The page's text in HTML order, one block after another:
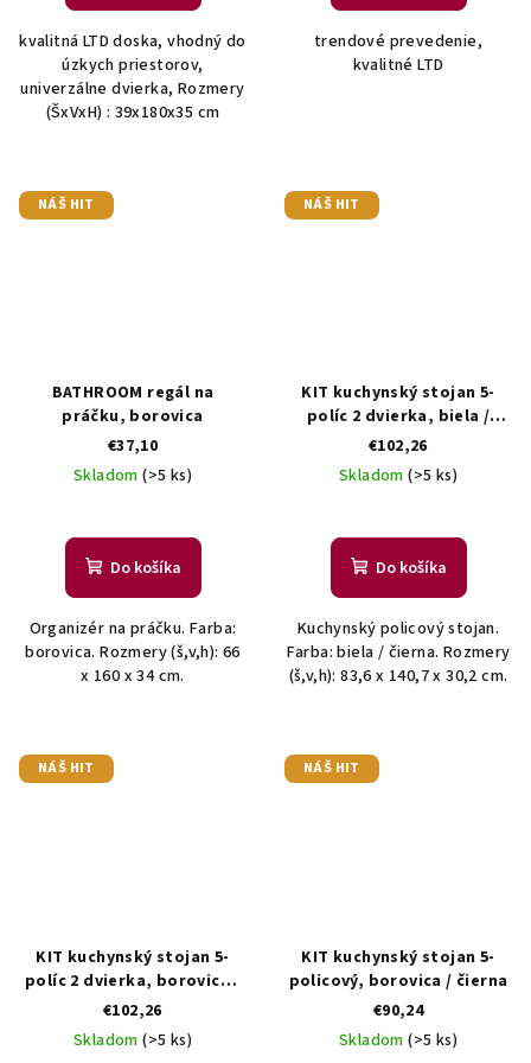
kvalitná LTD doska, vhodný do
úzkych priestorov,
univerzálne dvierka, Rozmery
(ŠxVxH) : 39x180x35 cm
trendové prevedenie,
kvalitné LTD
NÁŠ HIT
BATHROOM regál na
práčku, borovica
€37,10
Skladom(>5 ks)
Do košíka
Organizér na práčku. Farba:
borovica. Rozmery (š,v,h): 66
x 160 x 34 cm.
NÁŠ HIT
KIT kuchynský stojan 5-
políc 2 dvierka, biela /
čierna
€102,26
Skladom(>5 ks)
Do košíka
Kuchynský policový stojan.
Farba: biela / čierna. Rozmery
(š,v,h): 83,6 x 140,7 x 30,2 cm.
NÁŠ HIT
KIT kuchynský stojan 5-
políc 2 dvierka, borovica /
čierna
€102,26
Skladom(>5 ks)
NÁŠ HIT
KIT kuchynský stojan 5-
policový, borovica / čierna
€90,24
Skladom(>5 ks)